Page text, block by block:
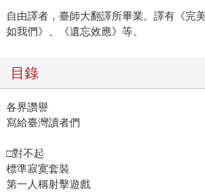
自由譯者，臺師大翻譯所畢業。譯有《完
如我們》、《遺忘效應》等。
目錄
各界讚譽
寫給臺灣讀者們
□對不起
標準寂寞套裝
第一人稱射擊遊戲